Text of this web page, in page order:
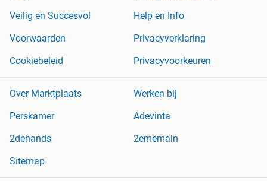
Veilig en Succesvol
Help en Info
Voorwaarden
Privacyverklaring
Cookiebeleid
Privacyvoorkeuren
Over Marktplaats
Werken bij
Perskamer
Adevinta
2dehands
2ememain
Sitemap